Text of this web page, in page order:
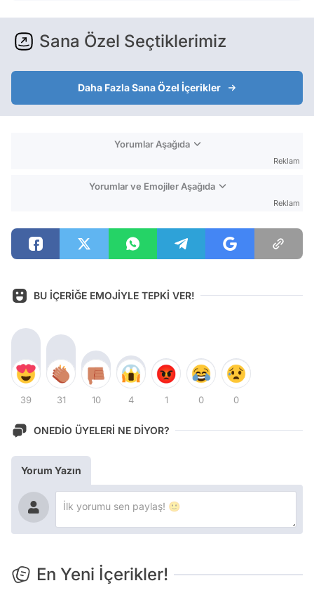
Sana Özel Seçtiklerimiz
Daha Fazla Sana Özel İçerikler
Yorumlar Aşağıda
Reklam
Yorumlar ve Emojiler Aşağıda
Reklam
BU İÇERİĞE EMOJİYLE TEPKİ VER!
39 31 10 4 1 0 0
ONEDİO ÜYELERİ NE DİYOR?
Yorum Yazın
En Yeni İçerikler!